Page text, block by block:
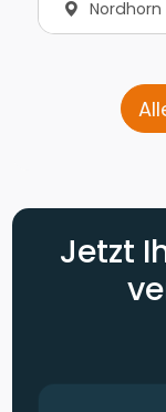
Nordhorn
Jetzt